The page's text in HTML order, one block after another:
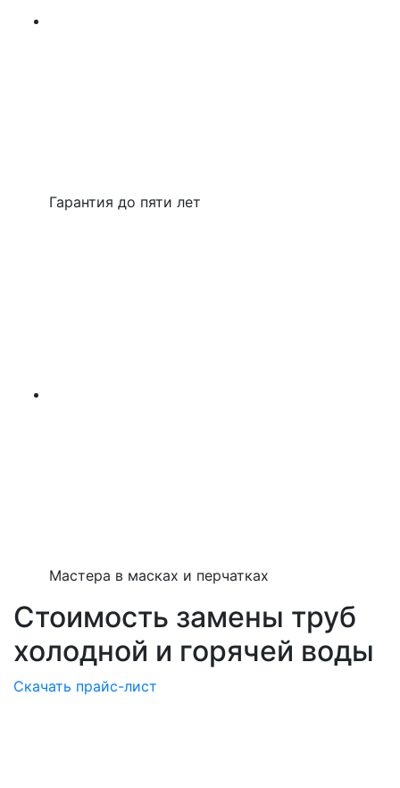
Гарантия до пяти лет
Мастера в масках и перчатках
Стоимость замены труб
холодной и горячей воды
Скачать прайс-лист